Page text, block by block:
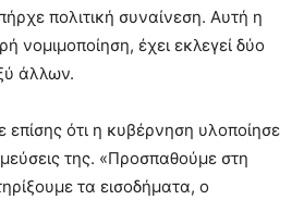
πολιτική συναίνεση. Αυτή η
νομιμοποίηση, έχει εκλεγεί δύο
άλλων.
ότι η κυβέρνηση υλοποίησε
της. «Προσπαθούμε στη
τα εισοδήματα, ο